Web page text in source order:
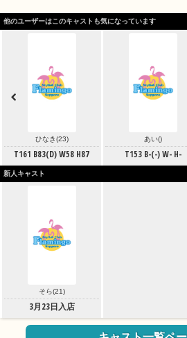
他のユーザーはこのキャストも気になっています
H- T- B-(-) W- H- T167
新人キャスト
そら(21)
3月23日入店